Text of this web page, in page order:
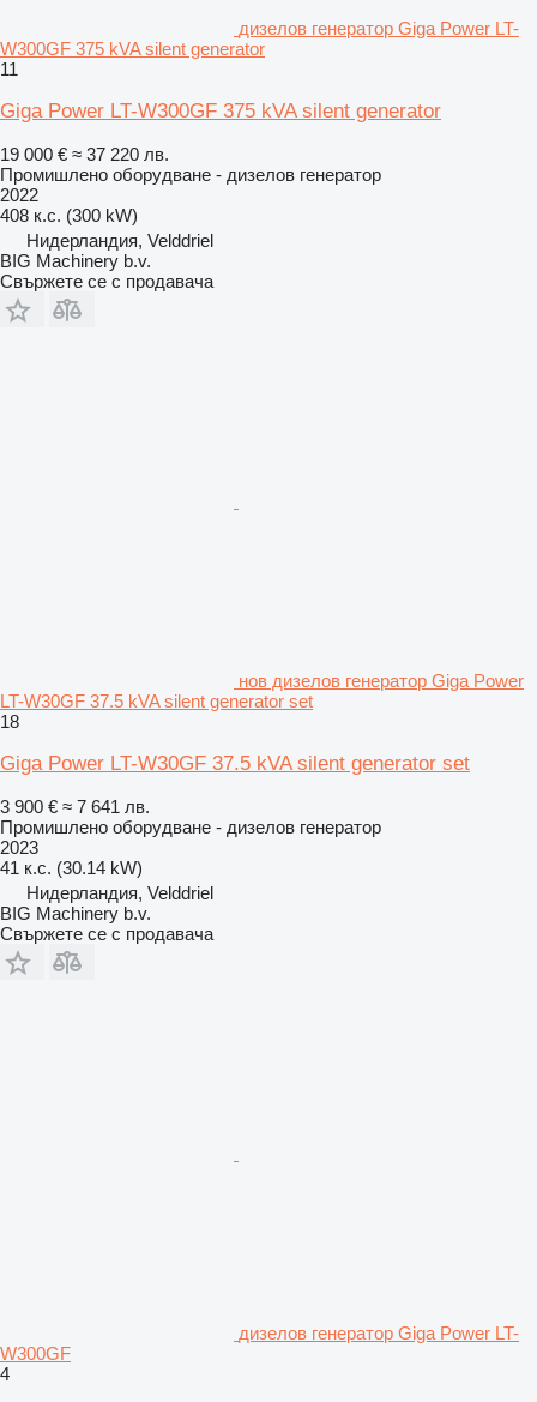
дизелов генератор Giga Power LT-
W300GF 375 kVA silent generator
11
Giga Power LT-W300GF 375 kVA silent generator
19 000 € ≈ 37 220 лв.
Промишлено оборудване - дизелов генератор
2022
408 к.с. (300 kW)
Нидерландия, Velddriel
BIG Machinery b.v.
Свържете се с продавача
нов дизелов генератор Giga Power
LT-W30GF 37.5 kVA silent generator set
18
Giga Power LT-W30GF 37.5 kVA silent generator set
3 900 € ≈ 7 641 лв.
Промишлено оборудване - дизелов генератор
2023
41 к.с. (30.14 kW)
Нидерландия, Velddriel
BIG Machinery b.v.
Свържете се с продавача
дизелов генератор Giga Power LT-
W300GF
4